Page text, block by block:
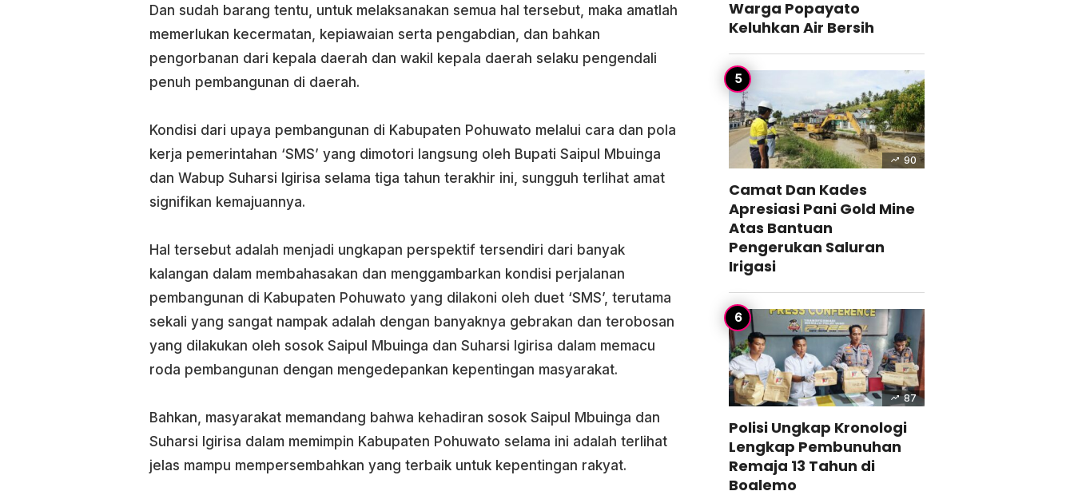
Dan sudah barang tentu, untuk melaksanakan semua hal tersebut, maka amatlah
memerlukan kecermatan, kepiawaian serta pengabdian, dan bahkan
pengorbanan dari kepala daerah dan wakil kepala daerah selaku pengendali
penuh pembangunan di daerah.
Kondisi dari upaya pembangunan di Kabupaten Pohuwato melalui cara dan pola
kerja pemerintahan ‘SMS’ yang dimotori langsung oleh Bupati Saipul Mbuinga
dan Wabup Suharsi Igirisa selama tiga tahun terakhir ini, sungguh terlihat amat
signifikan kemajuannya.
Hal tersebut adalah menjadi ungkapan perspektif tersendiri dari banyak
kalangan dalam membahasakan dan menggambarkan kondisi perjalanan
pembangunan di Kabupaten Pohuwato yang dilakoni oleh duet ‘SMS’, terutama
sekali yang sangat nampak adalah dengan banyaknya gebrakan dan terobosan
yang dilakukan oleh sosok Saipul Mbuinga dan Suharsi Igirisa dalam memacu
roda pembangunan dengan mengedepankan kepentingan masyarakat.
Bahkan, masyarakat memandang bahwa kehadiran sosok Saipul Mbuinga dan
Suharsi Igirisa dalam memimpin Kabupaten Pohuwato selama ini adalah terlihat
jelas mampu mempersembahkan yang terbaik untuk kepentingan rakyat.
Warga Popayato
Keluhkan Air Bersih
90
Camat Dan Kades
Apresiasi Pani Gold Mine
Atas Bantuan
Pengerukan Saluran
Irigasi
87
Polisi Ungkap Kronologi
Lengkap Pembunuhan
Remaja 13 Tahun di
Boalemo